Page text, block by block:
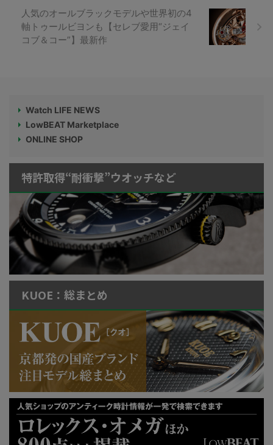
人気のオールブラックモデルや世界初の4
軸トゥールビヨンも【セレブ愛用“ジェイ
コブ＆コー”】最新作
Watch LIFE NEWS
LowBEAT Marketplace
ONLINE SHOP
特許取得“耐衝撃”ウオッチなど
KUOE：総まとめ